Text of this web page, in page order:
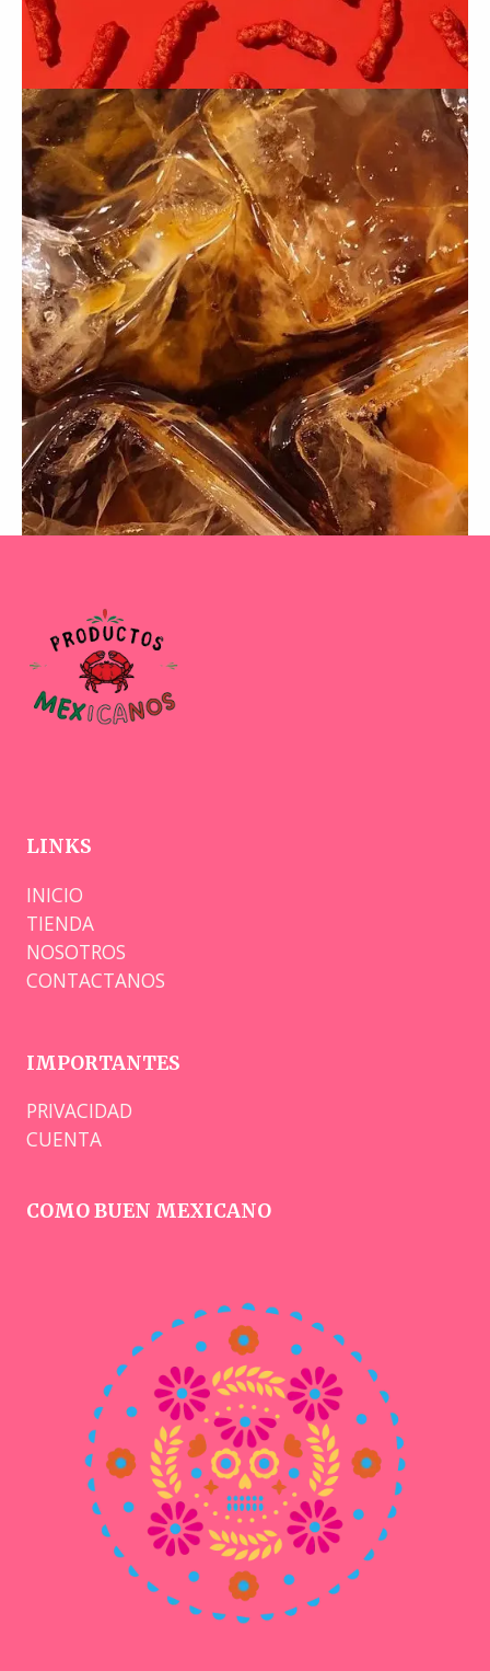
LINKS
INICIO
TIENDA
NOSOTROS
CONTACTANOS
IMPORTANTES
PRIVACIDAD
CUENTA
COMO BUEN MEXICANO